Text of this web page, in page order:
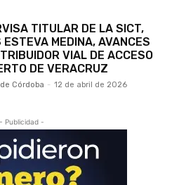
TITULAR DE LA SICT,
MEDINA, AVANCES
VIAL DE ACCESO
DE VERACRUZ
Córdoba - 12 de abril de 2026
- Publicidad -